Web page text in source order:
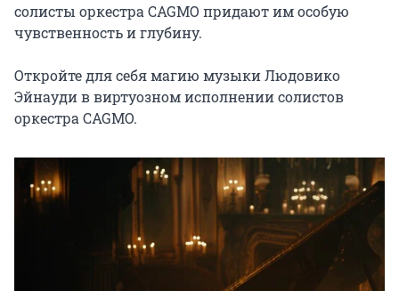
солисты оркестра CAGMO придают им особую
чувственность и глубину.
Откройте для себя магию музыки Людовико
Эйнауди в виртуозном исполнении солистов
оркестра CAGMO.